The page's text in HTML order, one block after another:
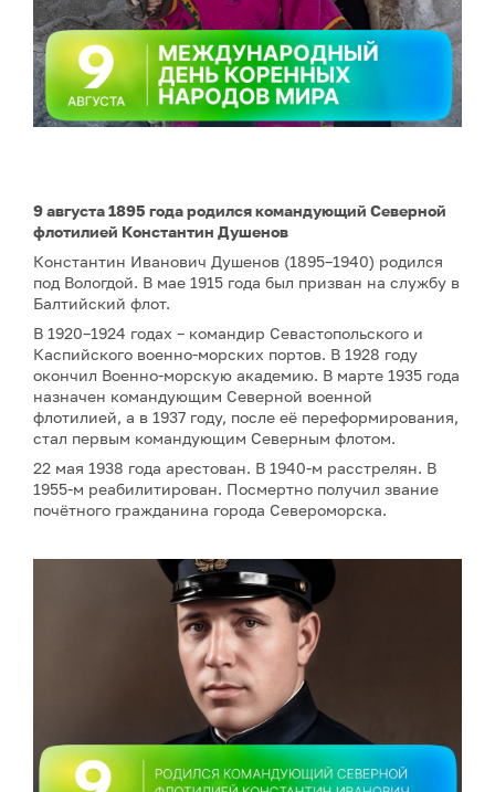
9 августа 1895 года родился командующий Северной
флотилией Константин Душенов
Константин Иванович Душенов (1895–1940) родился
под Вологдой. В мае 1915 года был призван на службу в
Балтийский флот.
В 1920–1924 годах – командир Севастопольского и
Каспийского военно-морских портов. В 1928 году
окончил Военно-морскую академию. В марте 1935 года
назначен командующим Северной военной
флотилией, а в 1937 году, после её переформирования,
стал первым командующим Северным флотом.
22 мая 1938 года арестован. В 1940-м расстрелян. В
1955-м реабилитирован. Посмертно получил звание
почётного гражданина города Североморска.